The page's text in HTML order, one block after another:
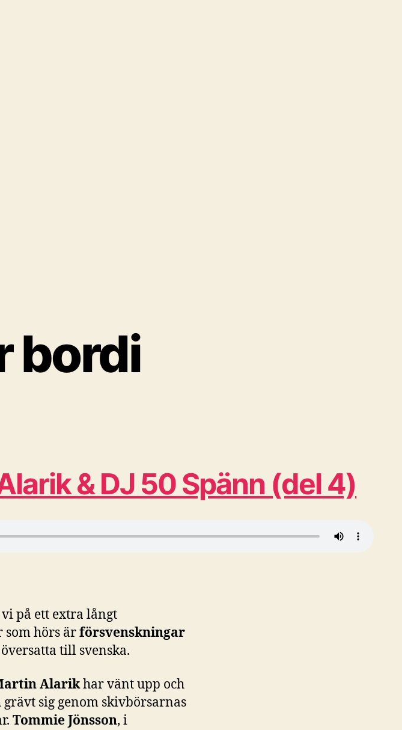
bordi
& DJ 50 Spänn (del 4)
på ett extra långt
hörs ärförsvenskningar
till svenska.
Alarikhar vänt upp och
sig genom skivbörsarnas
Tommie Jönsson, i